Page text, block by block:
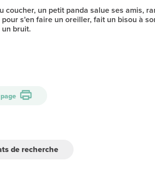
coucher, un petit panda salue ses amis,
s'en faire un oreiller, fait un bisou à
bruit.
de recherche